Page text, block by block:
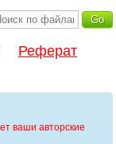
Реферат
ваши авторские